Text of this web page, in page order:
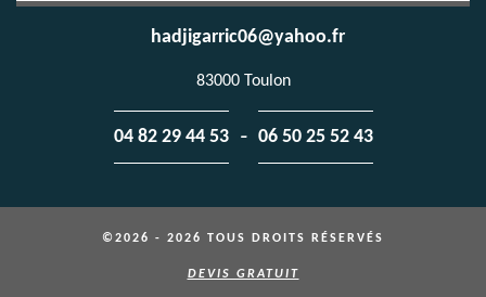
hadjigarric06@yahoo.fr
83000 Toulon
04 82 29 44 53 - 06 50 25 52 43
©2026 - 2026 TOUS DROITS RÉSERVÉS
DEVIS GRATUIT